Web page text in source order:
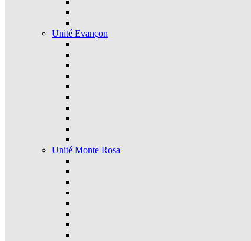
Unité Evançon
Unité Monte Rosa